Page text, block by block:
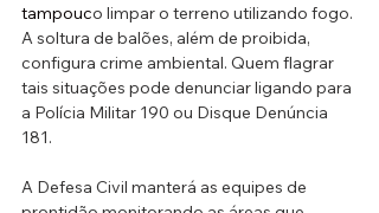
tampouco limpar o terreno utilizando fogo.
A soltura de balões, além de proibida,
configura crime ambiental. Quem flagrar
tais situações pode denunciar ligando para
a Polícia Militar 190 ou Disque Denúncia
181.
A Defesa Civil manterá as equipes de